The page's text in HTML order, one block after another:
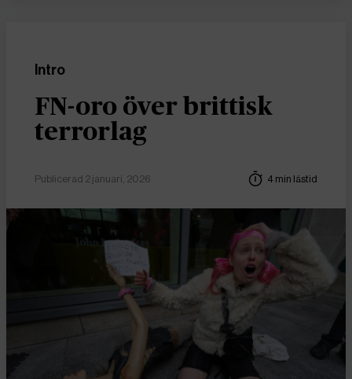
Intro
FN-oro över brittisk
terrorlag
Publicerad 2 januari, 2026 4 min lästid